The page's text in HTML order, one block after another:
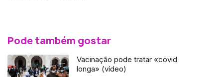
Pode também gostar
Vacinação pode tratar «covid
longa» (vídeo)